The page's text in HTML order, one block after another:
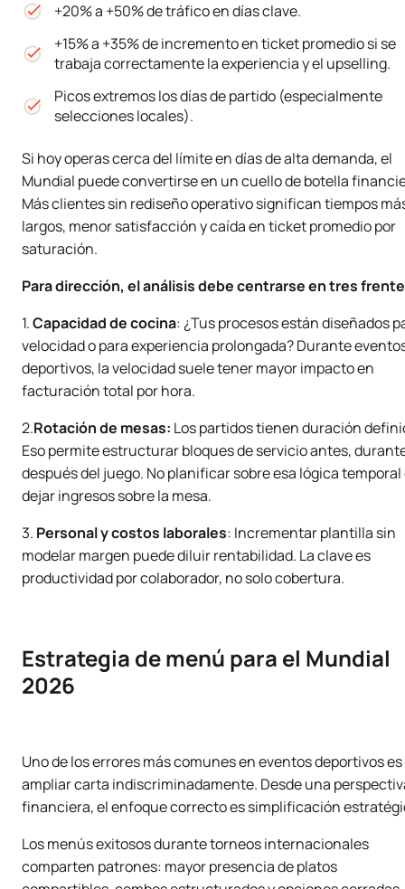
+20% a +50% de tráfico en días clave.
+15% a +35% de incremento en ticket promedio si se
trabaja correctamente la experiencia y el upselling.
Picos extremos los días de partido (especialmente
selecciones locales).
Si hoy operas cerca del límite en días de alta demanda, el
Mundial puede convertirse en un cuello de botella
Más clientes sin rediseño operativo significan tiempos
largos, menor satisfacción y caída en ticket promedio por
saturación.
Para dirección, el análisis debe centrarse en tres
1.Capacidad de cocina: ¿Tus procesos están diseñados
velocidad o para experiencia prolongada? Durante
deportivos, la velocidad suele tener mayor impacto en
facturación total por hora.
2.Rotación de mesas: Los partidos tienen duración
Eso permite estructurar bloques de servicio antes,
después del juego. No planificar sobre esa lógica temporal
dejar ingresos sobre la mesa.
3. Personal y costos laborales: Incrementar plantilla sin
modelar margen puede diluir rentabilidad. La clave es
productividad por colaborador, no solo cobertura.
Estrategia de menú para el Mundial
2026
Uno de los errores más comunes en eventos deportivos es
ampliar carta indiscriminadamente. Desde una
financiera, el enfoque correcto es simplificación
Los menús exitosos durante torneos internacionales
comparten patrones: mayor presencia de platos